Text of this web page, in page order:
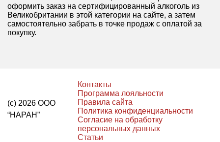
оформить заказ на сертифицированный алкоголь из
Великобритании в этой категории на сайте, а затем
самостоятельно забрать в точке продаж с оплатой за
покупку.
(с) 2026 ООО
“НАРАН”
Контакты
Программа лояльности
Правила сайта
Политика конфиденциальности
Согласие на обработку
персональных данных
Статьи